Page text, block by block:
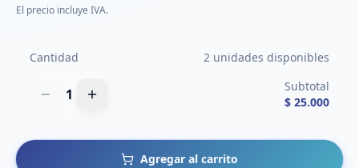
El precio incluye IVA.
Cantidad 2 unidades disponibles
1
Subtotal
$ 25.000
Agregar al carrito